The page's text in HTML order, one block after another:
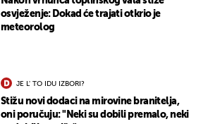
osvježenje: Dokad će trajati otkrio je
meteorolog
JE L' TO IDU IZBORI?
Stižu novi dodaci na mirovine branitelja,
oni poručuju: "Neki su dobili premalo, neki